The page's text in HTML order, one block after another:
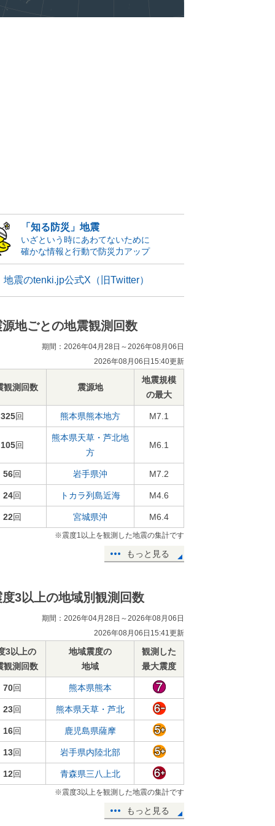
「知る防災」地震
いざという時にあわてないために
確かな情報と行動で防災力アップ
地震のtenki.jp公式X（旧Twitter）
源地ごとの地震観測回数
期間：2026年04月28日～2026年08月06日
2026年08月06日15:40更新
観測回数 震源地
地震規模
の最大
325回 熊本県熊本地方 M7.1
105回
熊本県天草・芦北地
方
M6.1
56回 岩手県沖 M7.2
24回 トカラ列島近海 M4.6
22回 宮城県沖 M6.4
※震度1以上を観測した地震の集計です
もっと見る
度3以上の地域別観測回数
期間：2026年04月28日～2026年08月06日
2026年08月06日15:41更新
3以上の
観測回数
地域震度の
地域
観測した
最大震度
70回 熊本県熊本
23回 熊本県天草・芦北
16回 鹿児島県薩摩
13回 岩手県内陸北部
12回 青森県三八上北
※震度3以上を観測した地震の集計です
もっと見る